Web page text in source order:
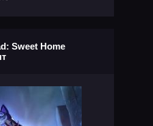
Sweet Home